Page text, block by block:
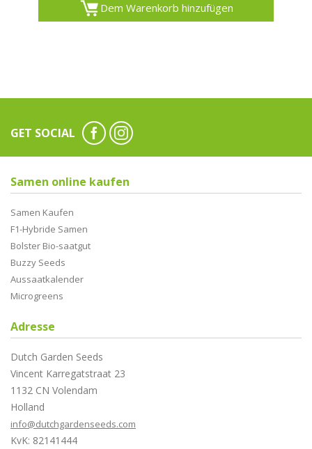
Dem Warenkorb hinzufügen
GET SOCIAL
Samen online kaufen
Samen Kaufen
F1-Hybride Samen
Bolster Bio-saatgut
Buzzy Seeds
Aussaatkalender
Microgreens
Adresse
Dutch Garden Seeds
Vincent Karregatstraat 23
1132 CN Volendam
Holland
info@dutchgardenseeds.com
KvK: 82141444